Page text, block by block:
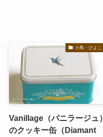
小鳥・ひよこ
Vanillage（バニラージュ）
のクッキー缶（Diamant